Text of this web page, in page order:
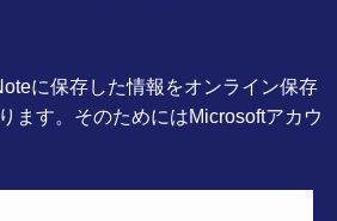
に保存した情報をオンライン保存
ます。そのためにはMicrosoftアカウ